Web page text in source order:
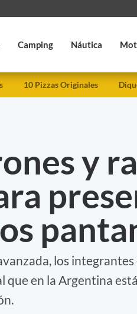
Camping Náutica
10 Pizzas Originales
y
los
que en la Argentina